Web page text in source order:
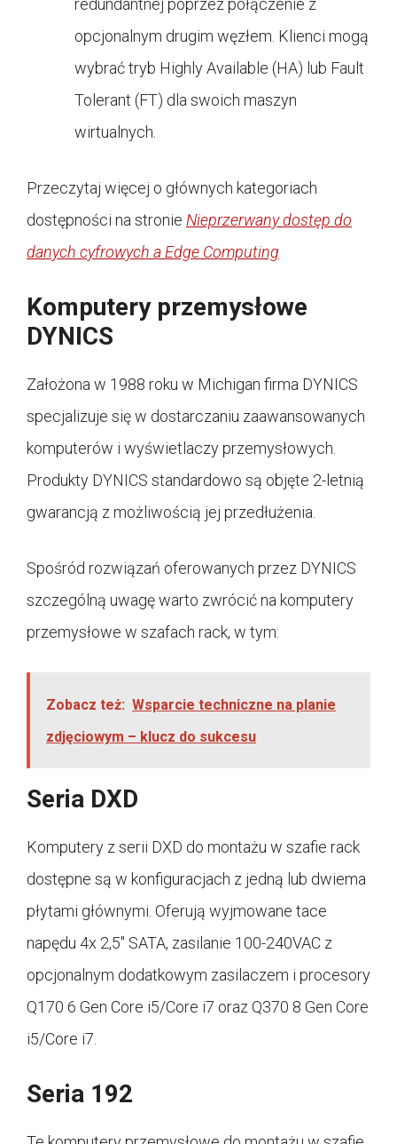
redundantnej poprzez połączenie z
opcjonalnym drugim węzłem. Klienci mogą
wybrać tryb Highly Available (HA) lub Fault
Tolerant (FT) dla swoich maszyn
wirtualnych.
Przeczytaj więcej o głównych kategoriach
dostępności na stronie Nieprzerwany dostęp do
danych cyfrowych a Edge Computing
Komputery przemysłowe
DYNICS
Założona w 1988 roku w Michigan firma DYNICS
specjalizuje się w dostarczaniu zaawansowanych
komputerów i wyświetlaczy przemysłowych.
Produkty DYNICS standardowo są objęte 2-letnią
gwarancją z możliwością jej przedłużenia.
Spośród rozwiązań oferowanych przez DYNICS
szczególną uwagę warto zwrócić na komputery
przemysłowe w szafach rack, w tym:
Zobacz też: Wsparcie techniczne na planie
zdjęciowym – klucz do sukcesu
Seria DXD
Komputery z serii DXD do montażu w szafie rack
dostępne są w konfiguracjach z jedną lub dwiema
płytami głównymi. Oferują wyjmowane tace
napędu 4x 2,5″ SATA, zasilanie 100-240VAC z
opcjonalnym dodatkowym zasilaczem i procesory
Q170 6 Gen Core i5/Core i7 oraz Q370 8 Gen Core
i5/Core i7.
Seria 192